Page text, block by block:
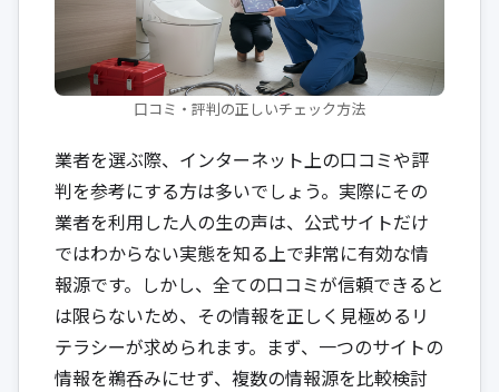
口コミ・評判の正しいチェック方法
業者を選ぶ際、インターネット上の口コミや評
判を参考にする方は多いでしょう。実際にその
業者を利用した人の生の声は、公式サイトだけ
ではわからない実態を知る上で非常に有効な情
報源です。しかし、全ての口コミが信頼できると
は限らないため、その情報を正しく見極めるリ
テラシーが求められます。まず、一つのサイトの
情報を鵜呑みにせず、複数の情報源を比較検討